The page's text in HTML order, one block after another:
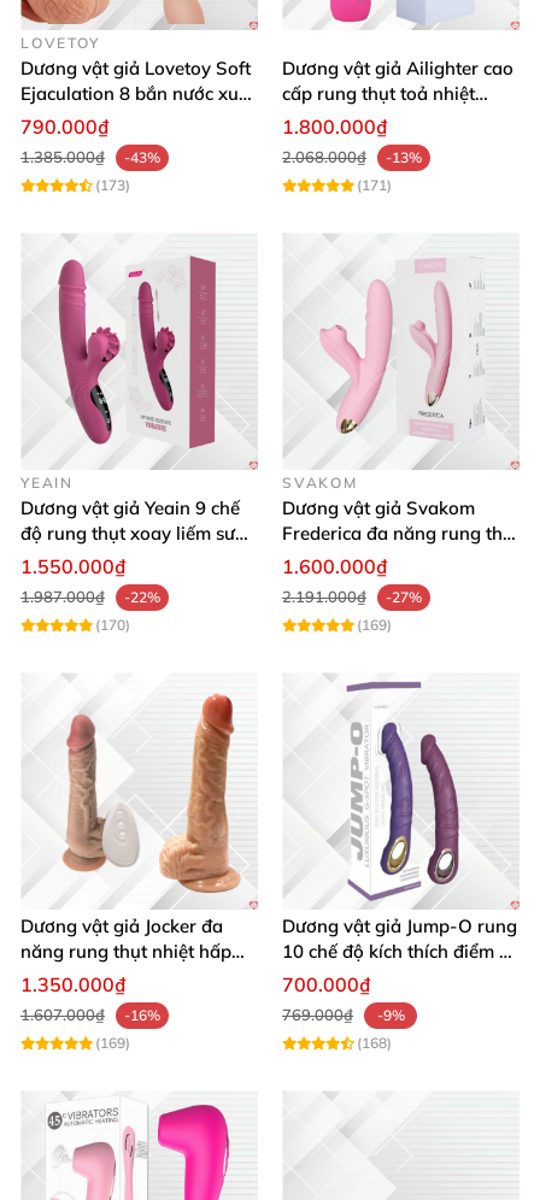
khoảng 17cm
. Cùng đường kính khoảng 3,8 - 4cm
Đâycũng là kích thước tiêu chuẩn
LOVETOY
Dương vật giả Lovetoy Soft
Ejaculation 8 bắn nước xuất
tinh silicon mềm mại
790.000₫
1.385.000₫
-43%
(173)
Dương vật giả Ailighter cao
cấp rung thụt toả nhiệt
mềm mại kích thích
1.800.000₫
2.068.000₫
-13%
(171)
YEAIN
Dương vật giả Yeain 9 chế
độ rung thụt xoay liếm sưởi
ấm cao cấp
1.550.000₫
1.987.000₫
-22%
(170)
SVAKOM
Dương vật giả Svakom
Frederica đa năng rung thụt
hút siêu sướng
1.600.000₫
2.191.000₫
-27%
(169)
Dương vật giả Jocker đa
năng rung thụt nhiệt hấp
dẫn, đế dính tường
1.350.000₫
1.607.000₫
-16%
(169)
Dương vật giả Jump-O rung
10 chế độ kích thích điểm G
an toàn
700.000₫
769.000₫
-9%
(168)